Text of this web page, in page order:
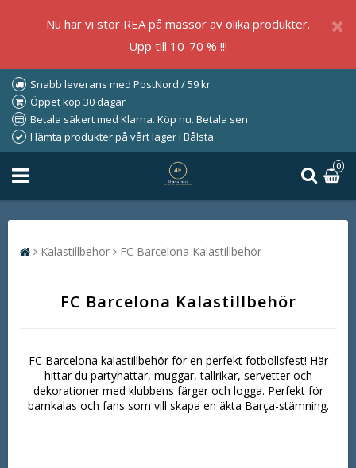
Nu har vi stor REA på massor av olika produkter.
Upp till 10-70 % !!!
Snabb leverans med PostNord / 59 kr
Öppet köp 30 dagar
Betala säkert med Klarna. Köp nu. Betala sen
Hämta produkter på vårt lager i Bålsta
0
Kalastillbehor FC Barcelona Kalastillbehör
FC Barcelona Kalastillbehör
FC Barcelona kalastillbehör för en perfekt fotbollsfest! Här
hittar du partyhattar, muggar, tallrikar, servetter och
dekorationer med klubbens färger och logga. Perfekt för
barnkalas och fans som vill skapa en äkta Barça-stämning.